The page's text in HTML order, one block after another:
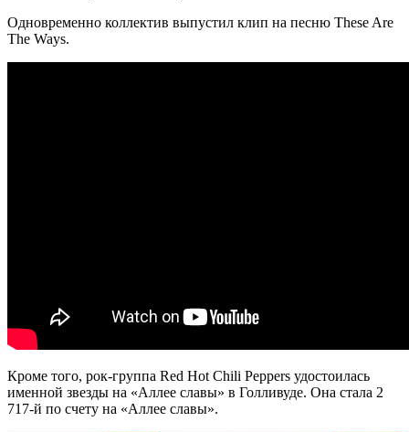
Одновременно коллектив выпустил клип на песню These Are
The Ways.
Кроме того, рок-группа Red Hot Chili Peppers удостоилась
именной звезды на «Аллее славы» в Голливуде. Она стала 2
717-й по счету на «Аллее славы».